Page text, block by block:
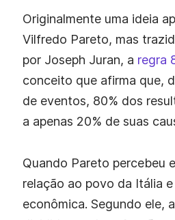
Originalmente uma ideia
Vilfredo Pareto, mas
por Joseph Juran, a regra
conceito que afirma que,
de eventos, 80% dos
a apenas 20% de suas
Quando Pareto percebeu
relação ao povo da Itália
econômica. Segundo ele,